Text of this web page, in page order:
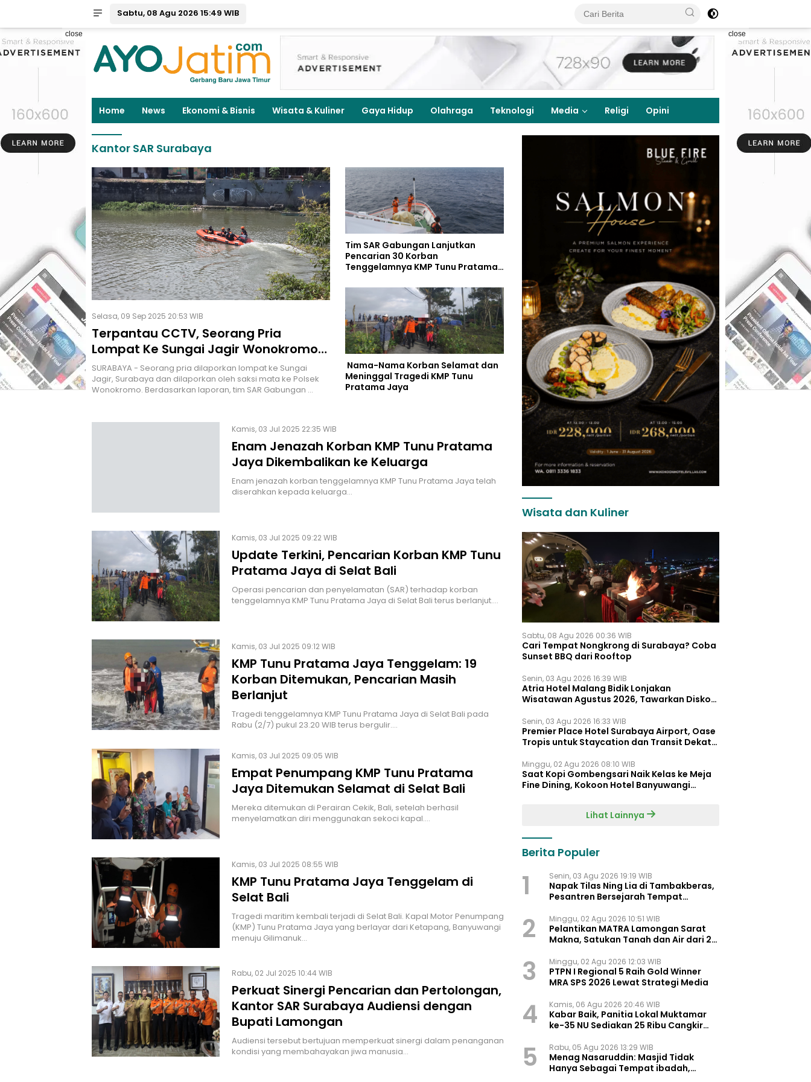
Sabtu, 08 Agu 2026 15:49 WIB
close close
Home News Ekonomi & Bisnis Wisata & Kuliner Gaya Hidup Olahraga Teknologi Media Religi Opini
Kantor SAR Surabaya
Selasa, 09 Sep 2025 20:53 WIB
Terpantau CCTV, Seorang Pria
Lompat Ke Sungai Jagir Wonokromo
Surabaya. Tim SAR Lakukan Pencarian
SURABAYA - Seorang pria dilaporkan lompat ke Sungai
Jagir, Surabaya dan dilaporkan oleh saksi mata ke Polsek
Wonokromo. Berdasarkan laporan, tim SAR Gabungan …
Tim SAR Gabungan Lanjutkan
Pencarian 30 Korban
Tenggelamnya KMP Tunu Pratama
Nama-Nama Korban Selamat dan
Meninggal Tragedi KMP Tunu
Pratama Jaya
Kamis, 03 Jul 2025 22:35 WIB
Enam Jenazah Korban KMP Tunu Pratama
Jaya Dikembalikan ke Keluarga
Enam jenazah korban tenggelamnya KMP Tunu Pratama Jaya telah
diserahkan kepada keluarga…
Kamis, 03 Jul 2025 09:22 WIB
Update Terkini, Pencarian Korban KMP Tunu
Pratama Jaya di Selat Bali
Operasi pencarian dan penyelamatan (SAR) terhadap korban
tenggelamnya KMP Tunu Pratama Jaya di Selat Bali terus berlanjut.…
Kamis, 03 Jul 2025 09:12 WIB
KMP Tunu Pratama Jaya Tenggelam: 19
Korban Ditemukan, Pencarian Masih
Berlanjut
Tragedi tenggelamnya KMP Tunu Pratama Jaya di Selat Bali pada
Rabu (2/7) pukul 23.20 WIB terus bergulir.…
Kamis, 03 Jul 2025 09:05 WIB
Empat Penumpang KMP Tunu Pratama
Jaya Ditemukan Selamat di Selat Bali
Mereka ditemukan di Perairan Cekik, Bali, setelah berhasil
menyelamatkan diri menggunakan sekoci kapal.…
Kamis, 03 Jul 2025 08:55 WIB
KMP Tunu Pratama Jaya Tenggelam di
Selat Bali
Tragedi maritim kembali terjadi di Selat Bali. Kapal Motor Penumpang
(KMP) Tunu Pratama Jaya yang berlayar dari Ketapang, Banyuwangi
menuju Gilimanuk…
Rabu, 02 Jul 2025 10:44 WIB
Perkuat Sinergi Pencarian dan Pertolongan,
Kantor SAR Surabaya Audiensi dengan
Bupati Lamongan
Audiensi tersebut bertujuan memperkuat sinergi dalam penanganan
kondisi yang membahayakan jiwa manusia…
Wisata dan Kuliner
Sabtu, 08 Agu 2026 00:36 WIB
Cari Tempat Nongkrong di Surabaya? Coba
Sunset BBQ dari Rooftop
Senin, 03 Agu 2026 16:39 WIB
Atria Hotel Malang Bidik Lonjakan
Wisatawan Agustus 2026, Tawarkan Diskon
Senin, 03 Agu 2026 16:33 WIB
Premier Place Hotel Surabaya Airport, Oase
Tropis untuk Staycation dan Transit Dekat
Minggu, 02 Agu 2026 08:10 WIB
Saat Kopi Gombengsari Naik Kelas ke Meja
Fine Dining, Kokoon Hotel Banyuwangi
Lihat Lainnya
Berita Populer
1 Senin, 03 Agu 2026 19:19 WIB
Napak Tilas Ning Lia di Tambakberas,
Pesantren Bersejarah Tempat
2 Minggu, 02 Agu 2026 10:51 WIB
Pelantikan MATRA Lamongan Sarat
Makna, Satukan Tanah dan Air dari 27
3 Minggu, 02 Agu 2026 12:03 WIB
PTPN I Regional 5 Raih Gold Winner
MRA SPS 2026 Lewat Strategi Media
4 Kamis, 06 Agu 2026 20:46 WIB
Kabar Baik, Panitia Lokal Muktamar
ke-35 NU Sediakan 25 Ribu Cangkir
5 Rabu, 05 Agu 2026 13:29 WIB
Menag Nasaruddin: Masjid Tidak
Hanya Sebagai Tempat ibadah,